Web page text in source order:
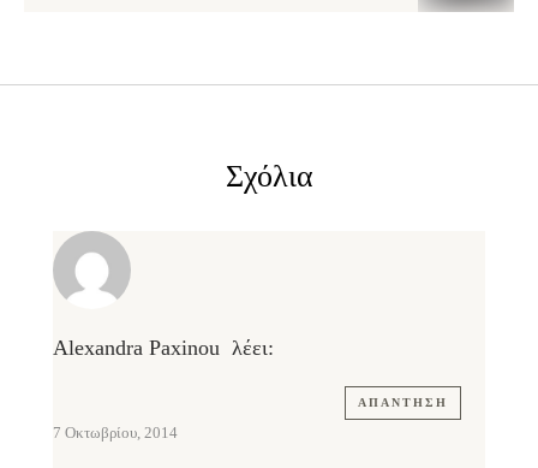
Σχόλια
Alexandra Paxinou λέει:
ΑΠΆΝΤΗΣΗ
7 Οκτωβρίου, 2014